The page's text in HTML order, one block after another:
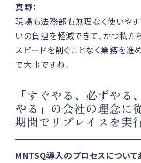
真野：
現場も法務部も無理なく使いやす
いの負担を軽減できて、かつ私た
スピードを削ぐことなく業務を進
で大事ですね。
「すぐやる、必ずやる
やる」の会社の理念に
期間でリプレイスを実
MNTSQ導入のプロセスについて